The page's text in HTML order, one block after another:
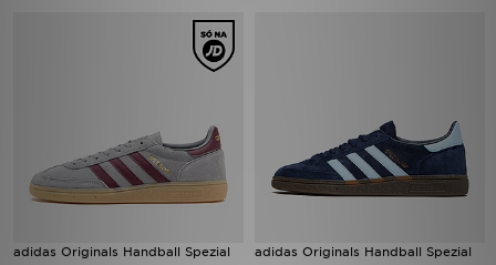
adidas Originals Handball Spezial adidas Originals Handball Spezial